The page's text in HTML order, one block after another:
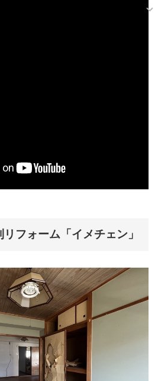
フォーム「イメチェン」